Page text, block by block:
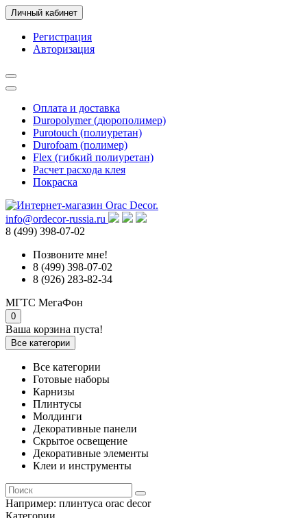
Личный кабинет
Регистрация
Авторизация
Оплата и доставка
Duropolymer (дюрополимер)
Purotouch (полиуретан)
Durofoam (полимер)
Flex (гибкий полиуретан)
Расчет расхода клея
Покраска
info@ordecor-russia.ru
8 (499) 398-07-02
Позвоните мне!
8 (499) 398-07-02
8 (926) 283-82-34
МГТС МегаФон
0
Ваша корзина пуста!
Все категории
Все категории
Готовые наборы
Карнизы
Плинтусы
Молдинги
Декоративные панели
Скрытое освещение
Декоративные элементы
Клеи и инструменты
Например: плинтуса orac decor
Категории